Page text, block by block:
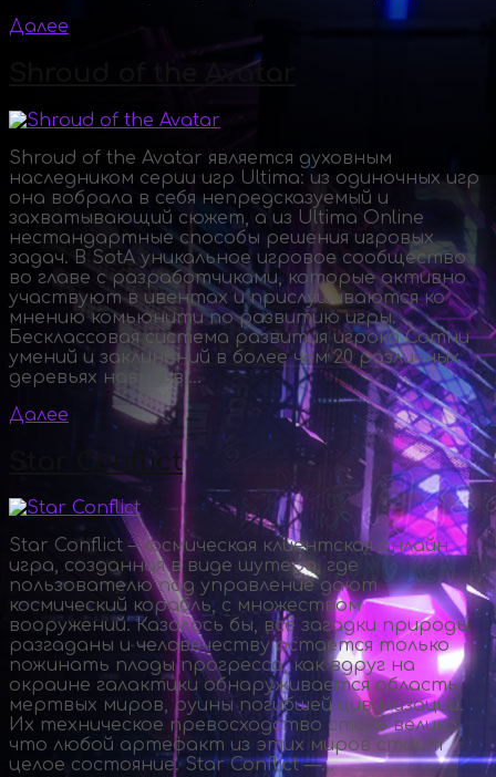
Далее
Shroud of the Avatar
Shroud of the Avatar является духовным
наследником серии игр Ultima: из одиночных игр
она вобрала в себя непредсказуемый и
захватывающий сюжет, а из Ultima Online
нестандартные способы решения игровых
задач. В SotA уникальное игровое сообщество
во главе с разработчиками, которые активно
участвуют в ивентах и прислушиваются ко
мнению комьюнити по развитию игры.
Бесклассовая система развития игрока Сотни
умений и заклинаний в более чем 20 различных
деревьях навыков....
Далее
Star Conflict
Star Conflict – космическая клиентская онлайн
игра, созданная в виде шутера, где
пользователю под управление дают
космический корабль, с множеством
вооружений. Казалось бы, все загадки природы
разгаданы и человечеству остается только
пожинать плоды прогресса, как вдруг на
окраине галактики обнаруживается область
мертвых миров, руины погибшей цивилизации.
Их техническое превосходство столь велико,
что любой артефакт из этих миров стоит
целое состояние. Star Conflict —...